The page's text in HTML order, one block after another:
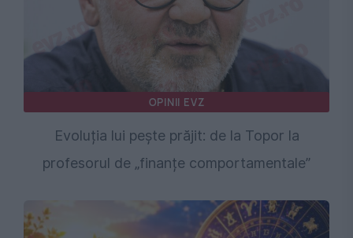
OPINII EVZ
Evoluția lui pește prăjit: de la Topor la
profesorul de „finanțe comportamentale”